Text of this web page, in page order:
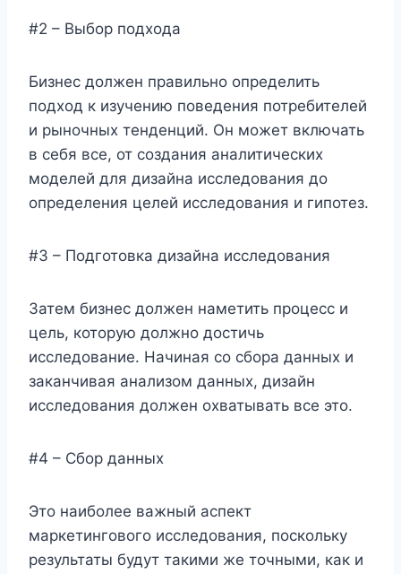
#2 – Выбор подхода
Бизнес должен правильно определить
подход к изучению поведения потребителей
и рыночных тенденций. Он может включать
в себя все, от создания аналитических
моделей для дизайна исследования до
определения целей исследования и гипотез.
#3 – Подготовка дизайна исследования
Затем бизнес должен наметить процесс и
цель, которую должно достичь
исследование. Начиная со сбора данных и
заканчивая анализом данных, дизайн
исследования должен охватывать все это.
#4 – Сбор данных
Это наиболее важный аспект
маркетингового исследования, поскольку
результаты будут такими же точными, как и